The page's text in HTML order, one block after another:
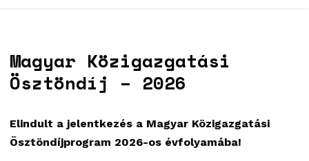
Magyar Közigazgatási
Ösztöndíj – 2026
Elindult a jelentkezés a Magyar Közigazgatási
Ösztöndíjprogram 2026-os évfolyamába!